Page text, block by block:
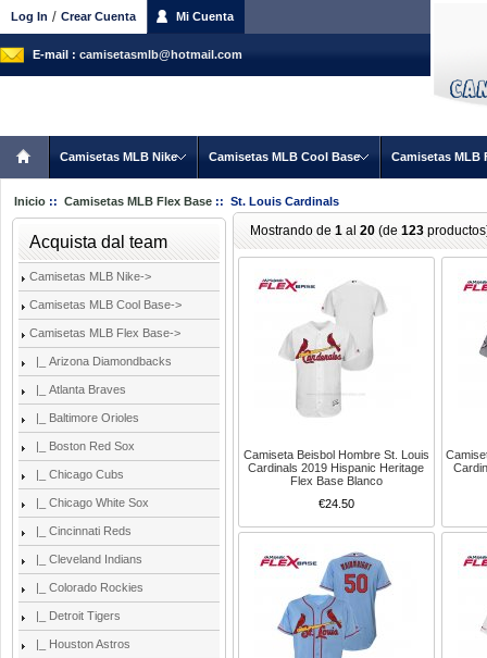
Log In / Crear Cuenta Mi Cuenta
E-mail : camisetasmlb@hotmail.com
Camisetas MLB Nike Camisetas MLB Cool Base Camisetas MLB
Inicio :: Camisetas MLB Flex Base :: St. Louis Cardinals
Acquista dal team
Camisetas MLB Nike->
Camisetas MLB Cool Base->
Camisetas MLB Flex Base->
|_ Arizona Diamondbacks
|_ Atlanta Braves
|_ Baltimore Orioles
|_ Boston Red Sox
|_ Chicago Cubs
|_ Chicago White Sox
|_ Cincinnati Reds
|_ Cleveland Indians
|_ Colorado Rockies
|_ Detroit Tigers
|_ Houston Astros
Mostrando de 1 al 20 (de 123
Camiseta Beisbol Hombre St. Louis
Cardinals 2019 Hispanic Heritage
Flex Base Blanco
€24.50